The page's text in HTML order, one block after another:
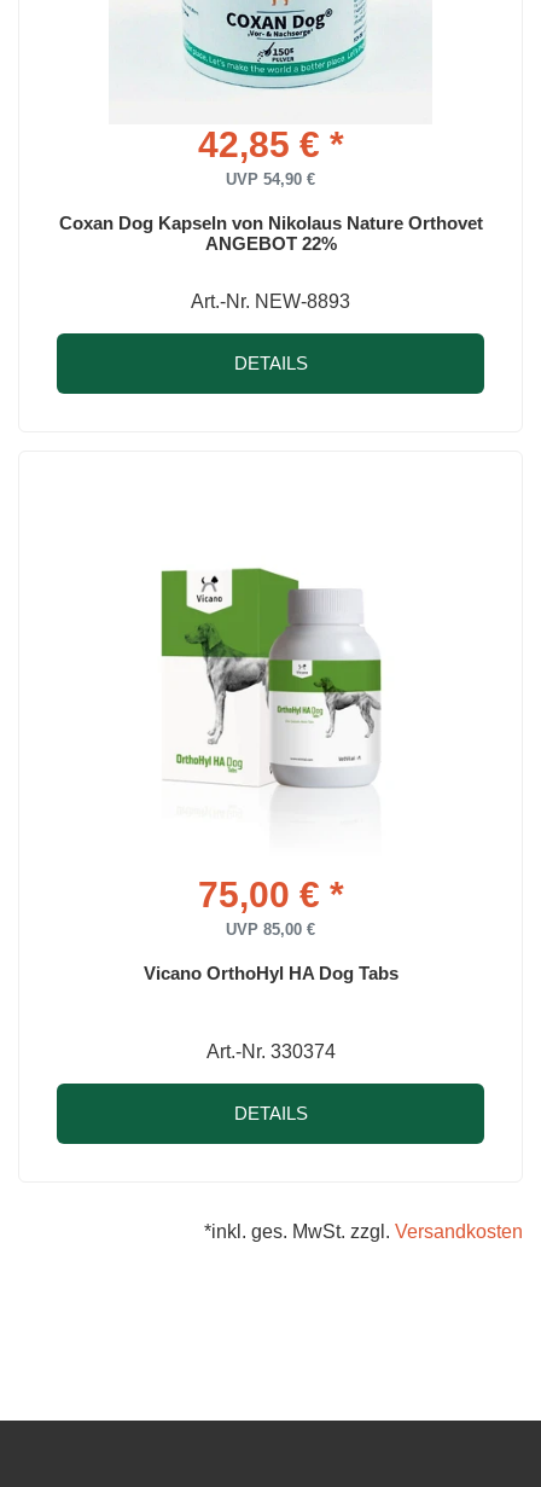
42,85 € *
UVP 54,90 €
Coxan Dog Kapseln von Nikolaus Nature Orthovet
ANGEBOT 22%
Art.-Nr. NEW-8893
DETAILS
75,00 € *
UVP 85,00 €
Vicano OrthoHyl HA Dog Tabs
Art.-Nr. 330374
DETAILS
*inkl. ges. MwSt. zzgl. Versandkosten